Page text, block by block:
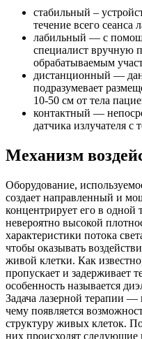
стабильный –
течение всего сеанса
лабильный — с
специалист вручную
обрабатываемым
дистанционный —
подразумевает
10-50 см от тела
контактный —
датчика излучателя с
Механизм
Оборудование,
создает направленный и
концентрирует его в одной
невероятно высокой
характеристики потока
чтобы оказывать
живой клетки. Как
пропускает и задерживает
особенность называется
Задача лазерной терапии —
чему появляется
структуру живых клеток.
них происходят следующие